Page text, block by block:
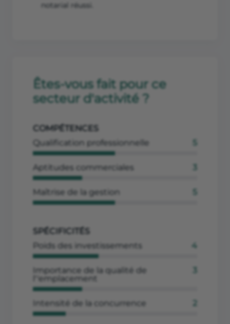
notarial réussi.
Êtes-vous fait pour ce
secteur d'activité ?
COMPÉTENCES
Qualification professionnelle
Aptitudes commerciales
Maîtrise de la gestion
SPÉCIFICITÉS
Poids des investissements
4
Importance de la qualité de
l''emplacement
Intensité de la concurrence